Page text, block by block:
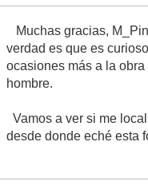
Muchas gracias,
verdad es que es
ocasiones más a la
hombre.
Vamos a ver si me
desde donde eché esta